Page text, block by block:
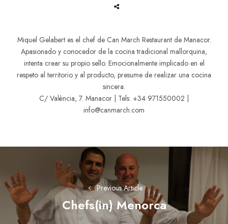
Miquel Gelabert es el chef de Can March Restaurant de Manacor.
Apasionado y conocedor de la cocina tradicional mallorquina,
intenta crear su propio sello. Emocionalmente implicado en el
respeto al territorio y al producto, presume de realizar una cocina
sincera.
C/ València, 7. Manacor | Tels: +34 971550002 |
info@canmarch.com
de
entradas
Previous Article
Previous
post:
Chefs(in) Menorca